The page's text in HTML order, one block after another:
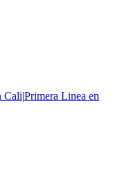
Cali|Primera Linea en